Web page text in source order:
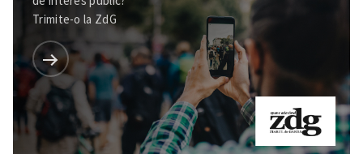
Trimite-o la ZdG